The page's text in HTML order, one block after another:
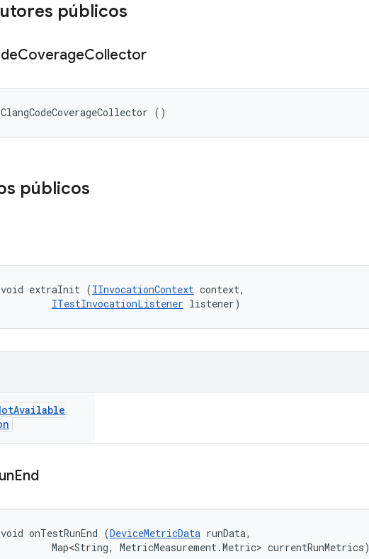
públicos
CoverageCollector
()
públicos
extraInit (IInvocationContext context,
ITestInvocationListener listener)
Available
End
onTestRunEnd (DeviceMetricData runData,
Map<String, MetricMeasurement.Metric> currentRunMetrics)